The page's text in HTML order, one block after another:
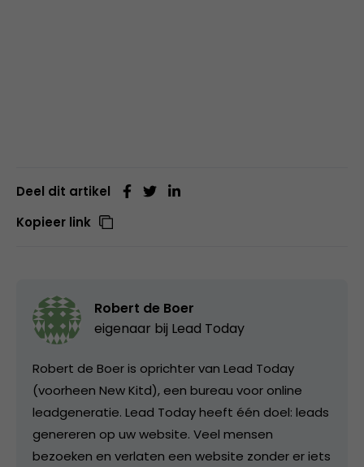
Deel dit artikel
Kopieer link
Robert de Boer
eigenaar bij Lead Today
Robert de Boer is oprichter van Lead Today
(voorheen New Kitd), een bureau voor online
leadgeneratie. Lead Today heeft één doel: leads
genereren op uw website. Veel mensen
bezoeken en verlaten een website zonder er iets